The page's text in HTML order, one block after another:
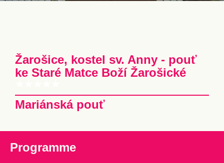
Žarošice, kostel sv. Anny - pouť
ke Staré Matce Boží Žarošické
Mariánská pouť
Programme